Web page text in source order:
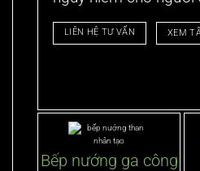
LIÊN HỆ TƯ VẤN XEM
Bếp nướng ga công